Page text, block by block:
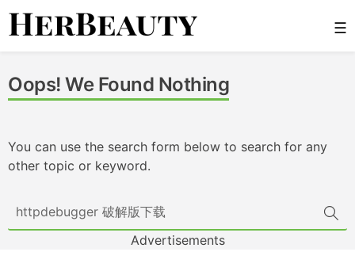
Skip
☰
Oops! We Found Nothing
You can use the search form below to search for any
other topic or keyword.
Advertisements